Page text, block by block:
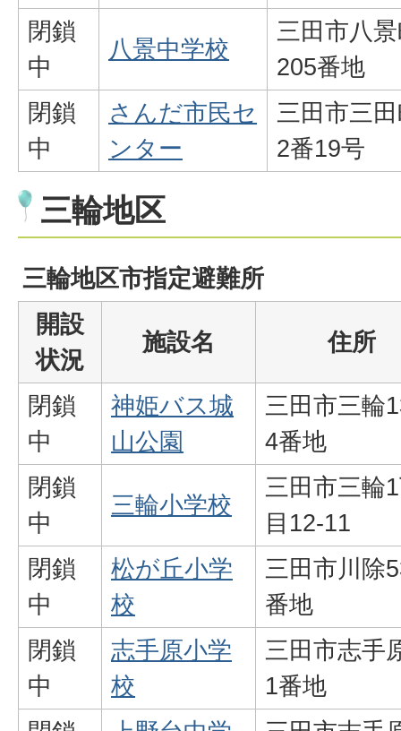
閉鎖
中
八景中学校
三田市八
205番地
閉鎖
中
さんだ市民セ
ンター
三田市三
2番19号
三輪地区
三輪地区市指定避難所
開設
状況
施設名 住所
閉鎖
中
神姫バス城
山公園
三田市三輪
4番地
閉鎖
中
三輪小学校
三田市三輪
目12-11
閉鎖
中
松が丘小学
校
三田市川除
番地
閉鎖
中
志手原小学
校
三田市志手
1番地